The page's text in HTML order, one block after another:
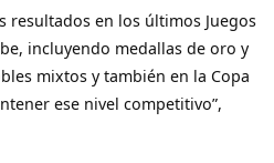
resultados en los últimos Juegos
incluyendo medallas de oro y
mixtos y también en la Copa
ese nivel competitivo”,